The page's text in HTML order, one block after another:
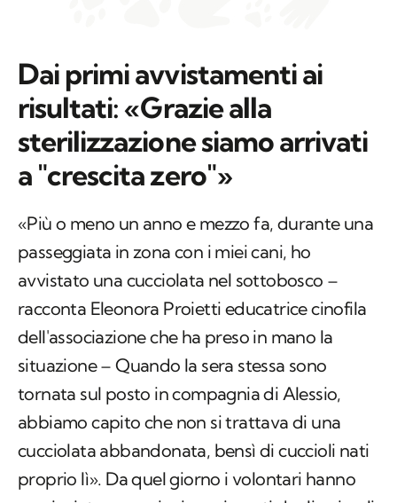
Dai primi avvistamenti ai
risultati: «Grazie alla
sterilizzazione siamo arrivati
a "crescita zero"»
«Più o meno un anno e mezzo fa, durante una
passeggiata in zona con i miei cani, ho
avvistato una cucciolata nel sottobosco –
racconta Eleonora Proietti educatrice cinofila
dell'associazione che ha preso in mano la
situazione – Quando la sera stessa sono
tornata sul posto in compagnia di Alessio,
abbiamo capito che non si trattava di una
cucciolata abbandonata, bensì di cuccioli nati
proprio lì». Da quel giorno i volontari hanno